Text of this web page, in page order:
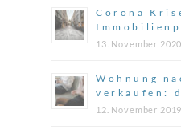
Corona
13. November 2020
Wohnung
verkaufen:
12. November 2019